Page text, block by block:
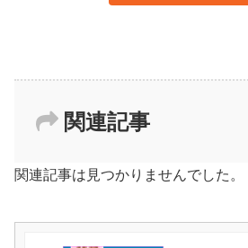
関連記事
関連記事は見つかりませんでした。